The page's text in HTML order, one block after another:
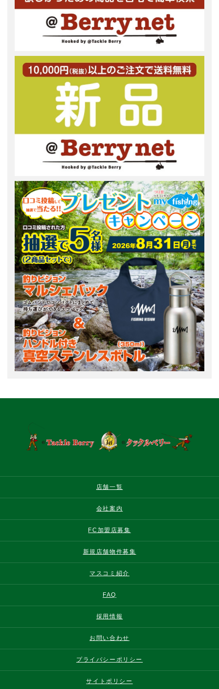
店舗一覧
会社案内
FC加盟店募集
新規店舗物件募集
マスコミ紹介
FAQ
採用情報
お問い合わせ
プライバシーポリシー
サイトポリシー